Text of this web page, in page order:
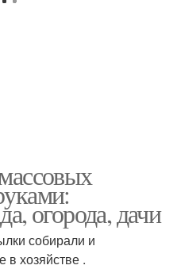
огорода, дачи
собирали и
хозяйстве .